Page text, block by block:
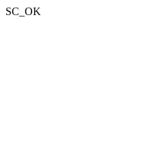
SC_OK